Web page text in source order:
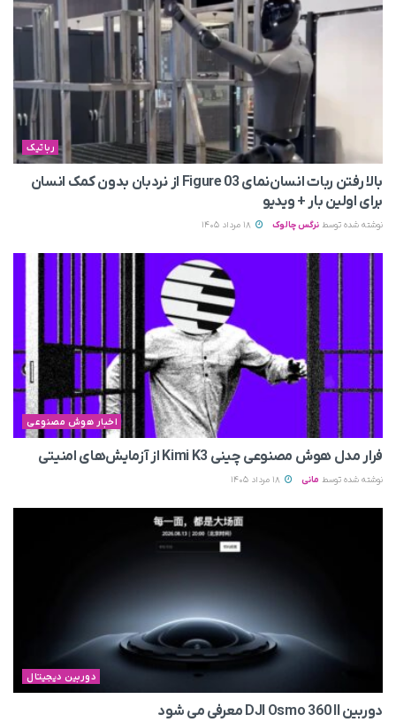
رباتیک
بالا رفتن ربات انسان‌نمای Figure 03 از نردبان بدون کمک انسان
برای اولین بار + ویدیو
نوشته شده توسط نرگس چالوک
اخبار هوش مصنوعی
فرار مدل هوش مصنوعی چینی Kimi K3 از آزمایش‌های امنیتی
نوشته شده توسط مانی
دوربین دیجیتال
دوربین DJI Osmo 360 II معرفی می‌ شود